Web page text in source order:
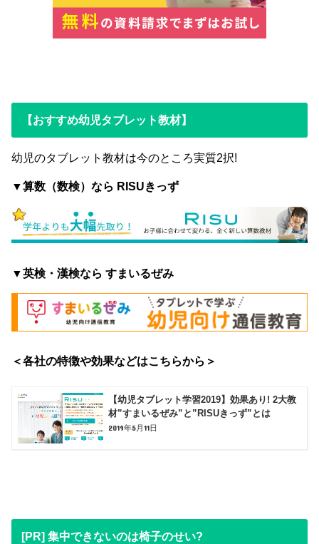
【おすすめ幼児タブレット教材】
幼児のタブレット教材は今のところ実質2択!
▼算数（数検）なら RISUきっず
▼英検・漢検なら すまいるぜみ
＜各社の特徴や効果などはこちらから＞
【幼児タブレット学習2019】効果あり! 2大教
材”すまいるぜみ”と”RISUきっず”とは
2019年5月11日
[PR] 集中できないのは椅子のせい?